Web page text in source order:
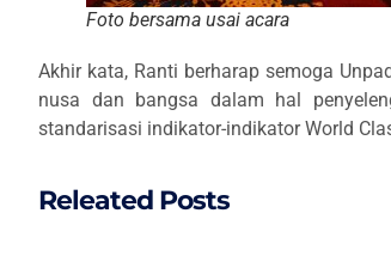
Foto bersama usai acara
Akhir kata, Ranti berharap semoga
nusa dan bangsa dalam hal
standarisasi indikator-indikator World
Releated Posts